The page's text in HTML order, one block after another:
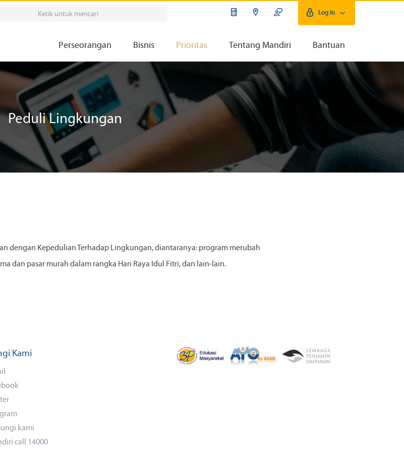
Log In
Perseorangan Bisnis Prioritas Tentang Mandiri Bantuan
Peduli Lingkungan
dengan Kepedulian Terhadap Lingkungan, diantaranya: program merubah
dan pasar murah dalam rangka Hari Raya Idul Fitri, dan lain-lain.
Kami
kami
call 14000